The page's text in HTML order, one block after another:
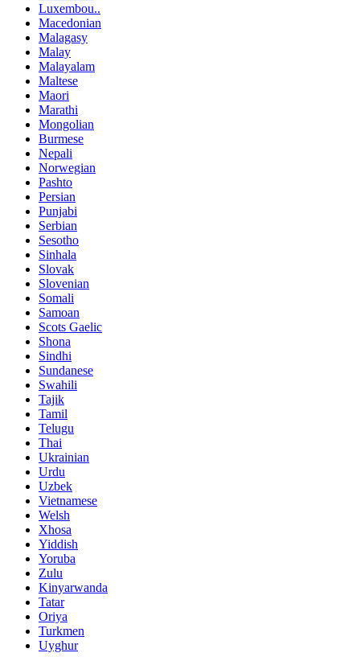
Luxembou..
Macedonian
Malagasy
Malay
Malayalam
Maltese
Maori
Marathi
Mongolian
Burmese
Nepali
Norwegian
Pashto
Persian
Punjabi
Serbian
Sesotho
Sinhala
Slovak
Slovenian
Somali
Samoan
Scots Gaelic
Shona
Sindhi
Sundanese
Swahili
Tajik
Tamil
Telugu
Thai
Ukrainian
Urdu
Uzbek
Vietnamese
Welsh
Xhosa
Yiddish
Yoruba
Zulu
Kinyarwanda
Tatar
Oriya
Turkmen
Uyghur